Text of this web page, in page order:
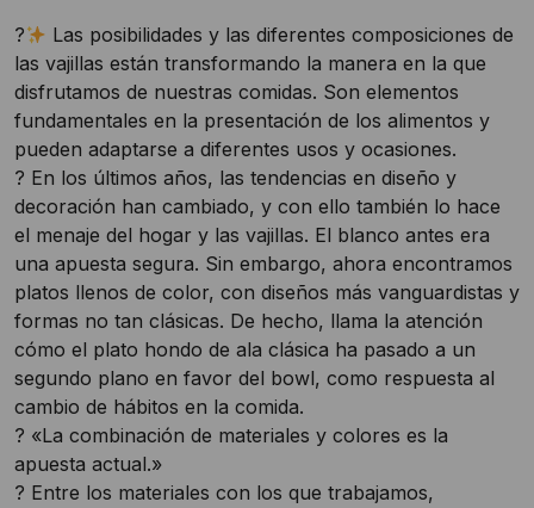
?
Las posibilidades y las diferentes composiciones de
las vajillas están transformando la manera en la que
disfrutamos de nuestras comidas. Son elementos
fundamentales en la presentación de los alimentos y
pueden adaptarse a diferentes usos y ocasiones.
? En los últimos años, las tendencias en diseño y
decoración han cambiado, y con ello también lo hace
el menaje del hogar y las vajillas. El blanco antes era
una apuesta segura. Sin embargo, ahora encontramos
platos llenos de color, con diseños más vanguardistas y
formas no tan clásicas. De hecho, llama la atención
cómo el plato hondo de ala clásica ha pasado a un
segundo plano en favor del bowl, como respuesta al
cambio de hábitos en la comida.
? «La combinación de materiales y colores es la
apuesta actual.»
? Entre los materiales con los que trabajamos,